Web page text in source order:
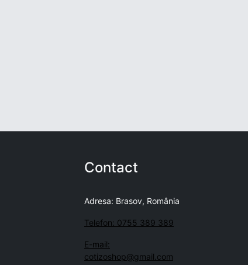
Contact
Adresa: Brasov, România
Telefon: 0755 389 389
E-mail:
cotizoshop@gmail.com